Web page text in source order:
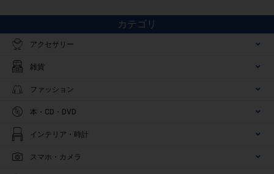
カテゴリ
アクセサリー
雑貨
ファッション
本・CD・DVD
インテリア・時計
スマホ・カメラ